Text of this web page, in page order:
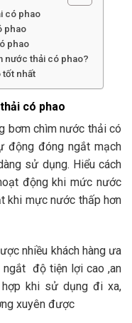
có phao
phao
phao
nước thải có phao?
tốt nhất
có phao
bơm chìm nước thải có
động đóng ngắt mạch
sử dụng. Hiểu cách
động khi mức nước
khi mực nước thấp hơn
nhiều khách hàng ưa
ngắt độ tiện lợi cao ,an
hợp khi sử dụng đi xa,
xuyên được